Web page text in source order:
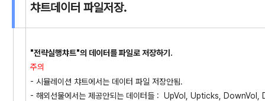
챠트데이터 파일저장.
"전략실행챠트"의 데이터를 파일로 저장하기.
주의
- 시뮬레이션 챠트에서는 데이터 파일 저장안됨.
- 해외선물에서는 제공안되는 데이터들 : UpVol, Upticks,